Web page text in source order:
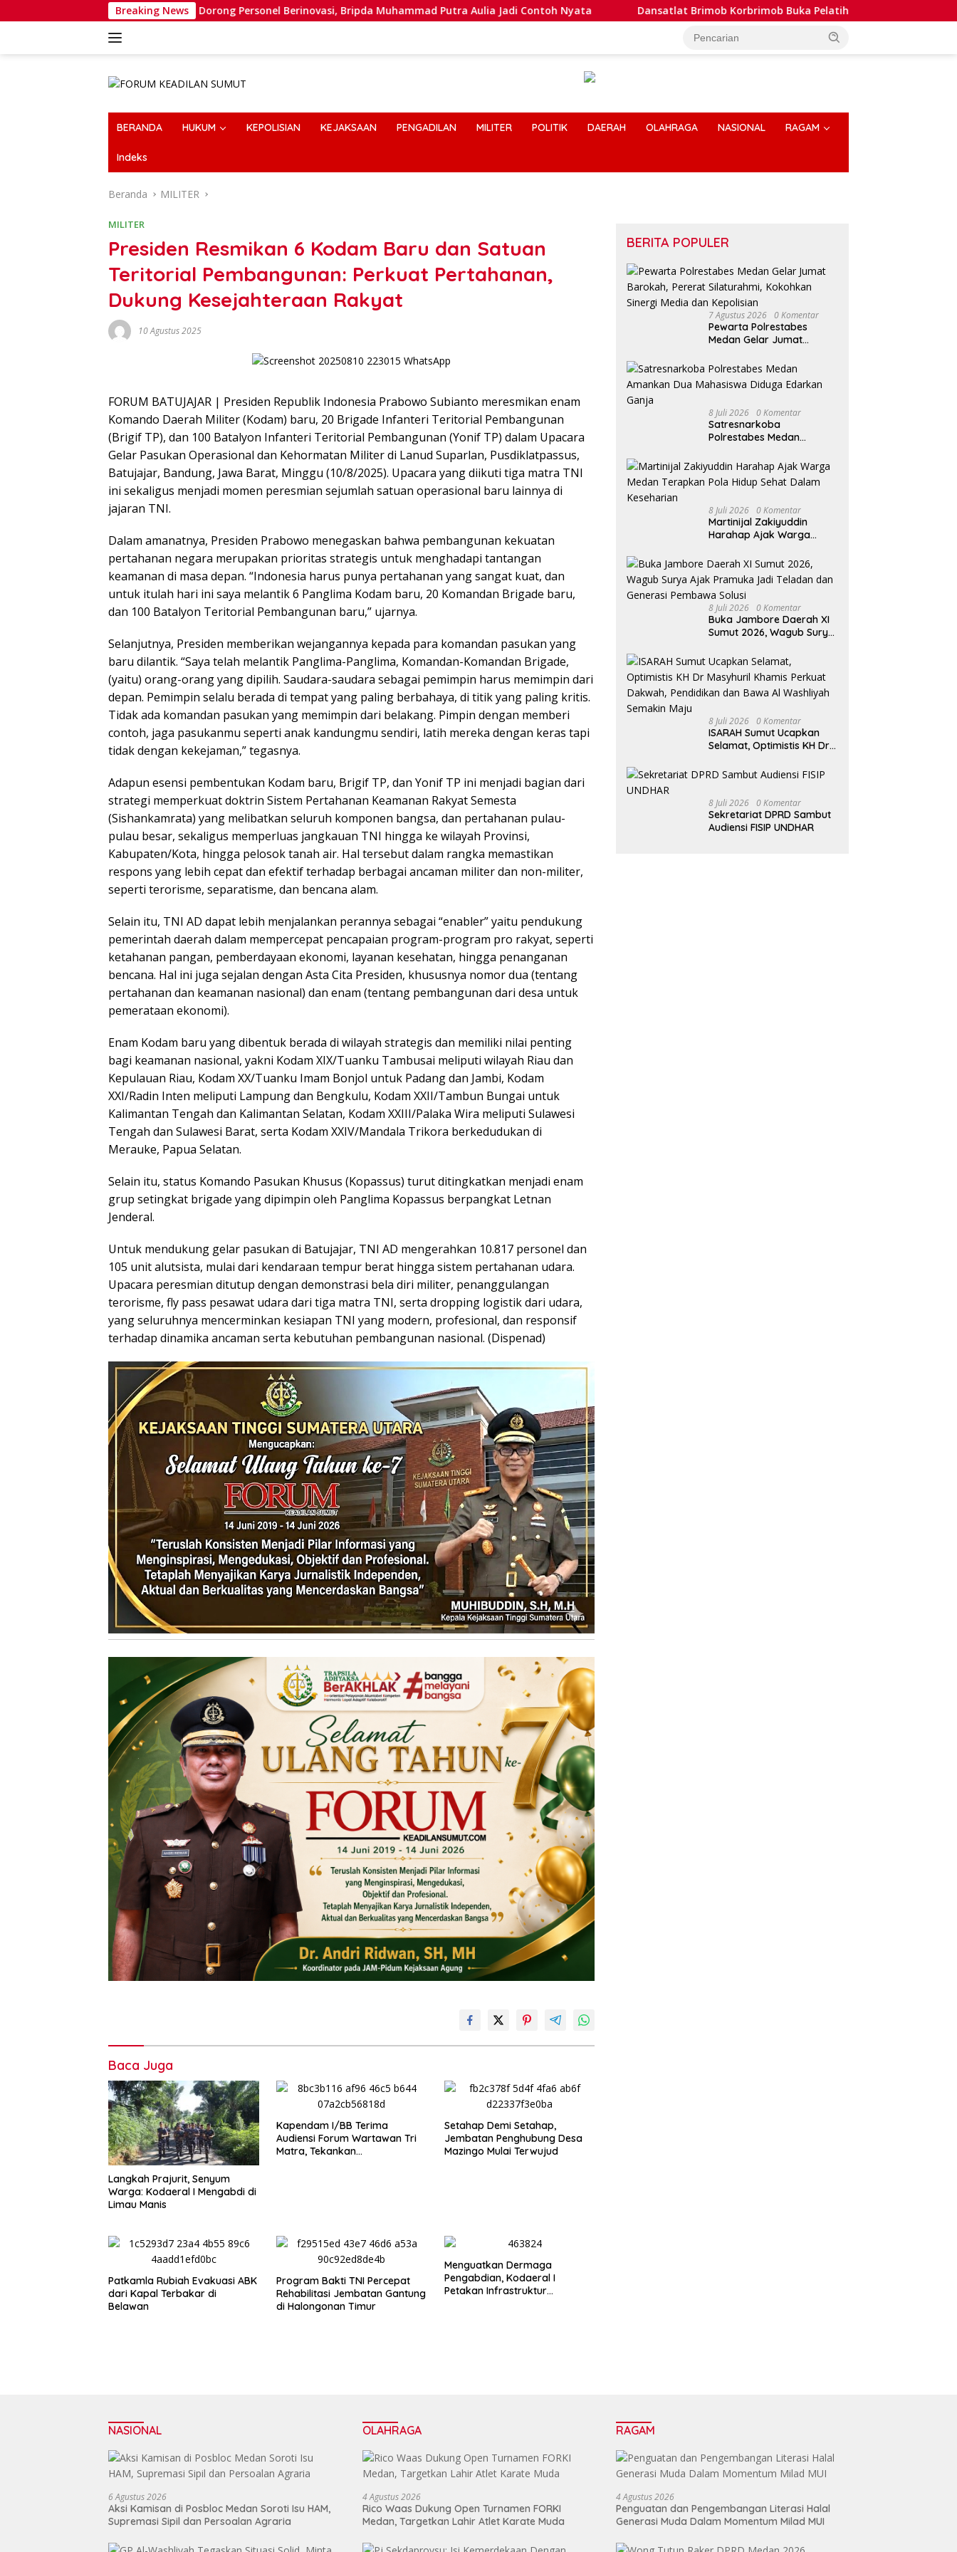
ke
Breaking News
Wakapolri Dorong Personel Berinovasi, Bripda Muhammad Putra Aulia Jadi Contoh Nyata Dansatlat Brimob Korbrimob Buka Pelatihan Wanteror Lanjutan dan Tactical
BERANDA HUKUM KEPOLISIAN KEJAKSAAN PENGADILAN MILITER POLITIK DAERAH OLAHRAGA NASIONAL RAGAM
Indeks
Beranda MILITER
MILITER
Presiden Resmikan 6 Kodam Baru dan Satuan
Teritorial Pembangunan: Perkuat Pertahanan,
Dukung Kesejahteraan Rakyat
10 Agustus 2025
FORUM BATUJAJAR | Presiden Republik Indonesia Prabowo Subianto meresmikan enam
Komando Daerah Militer (Kodam) baru, 20 Brigade Infanteri Teritorial Pembangunan
(Brigif TP), dan 100 Batalyon Infanteri Teritorial Pembangunan (Yonif TP) dalam Upacara
Gelar Pasukan Operasional dan Kehormatan Militer di Lanud Suparlan, Pusdiklatpassus,
Batujajar, Bandung, Jawa Barat, Minggu (10/8/2025). Upacara yang diikuti tiga matra TNI
ini sekaligus menjadi momen peresmian sejumlah satuan operasional baru lainnya di
jajaran TNI.
Dalam amanatnya, Presiden Prabowo menegaskan bahwa pembangunan kekuatan
pertahanan negara merupakan prioritas strategis untuk menghadapi tantangan
keamanan di masa depan. “Indonesia harus punya pertahanan yang sangat kuat, dan
untuk itulah hari ini saya melantik 6 Panglima Kodam baru, 20 Komandan Brigade baru,
dan 100 Batalyon Teritorial Pembangunan baru,” ujarnya.
Selanjutnya, Presiden memberikan wejangannya kepada para komandan pasukan yang
baru dilantik. “Saya telah melantik Panglima-Panglima, Komandan-Komandan Brigade,
(yaitu) orang-orang yang dipilih. Saudara-saudara sebagai pemimpin harus memimpin dari
depan. Pemimpin selalu berada di tempat yang paling berbahaya, di titik yang paling kritis.
Tidak ada komandan pasukan yang memimpin dari belakang. Pimpin dengan memberi
contoh, jaga pasukanmu seperti anak kandungmu sendiri, latih mereka dengan keras tapi
tidak dengan kekejaman,” tegasnya.
Adapun esensi pembentukan Kodam baru, Brigif TP, dan Yonif TP ini menjadi bagian dari
strategi memperkuat doktrin Sistem Pertahanan Keamanan Rakyat Semesta
(Sishankamrata) yang melibatkan seluruh komponen bangsa, dan pertahanan pulau-
pulau besar, sekaligus memperluas jangkauan TNI hingga ke wilayah Provinsi,
Kabupaten/Kota, hingga pelosok tanah air. Hal tersebut dalam rangka memastikan
respons yang lebih cepat dan efektif terhadap berbagai ancaman militer dan non-militer,
seperti terorisme, separatisme, dan bencana alam.
Selain itu, TNI AD dapat lebih menjalankan perannya sebagai “enabler” yaitu pendukung
pemerintah daerah dalam mempercepat pencapaian program-program pro rakyat, seperti
ketahanan pangan, pemberdayaan ekonomi, layanan kesehatan, hingga penanganan
bencana. Hal ini juga sejalan dengan Asta Cita Presiden, khususnya nomor dua (tentang
pertahanan dan keamanan nasional) dan enam (tentang pembangunan dari desa untuk
pemerataan ekonomi).
Enam Kodam baru yang dibentuk berada di wilayah strategis dan memiliki nilai penting
bagi keamanan nasional, yakni Kodam XIX/Tuanku Tambusai meliputi wilayah Riau dan
Kepulauan Riau, Kodam XX/Tuanku Imam Bonjol untuk Padang dan Jambi, Kodam
XXI/Radin Inten meliputi Lampung dan Bengkulu, Kodam XXII/Tambun Bungai untuk
Kalimantan Tengah dan Kalimantan Selatan, Kodam XXIII/Palaka Wira meliputi Sulawesi
Tengah dan Sulawesi Barat, serta Kodam XXIV/Mandala Trikora berkedudukan di
Merauke, Papua Selatan.
Selain itu, status Komando Pasukan Khusus (Kopassus) turut ditingkatkan menjadi enam
grup setingkat brigade yang dipimpin oleh Panglima Kopassus berpangkat Letnan
Jenderal.
Untuk mendukung gelar pasukan di Batujajar, TNI AD mengerahkan 10.817 personel dan
105 unit alutsista, mulai dari kendaraan tempur berat hingga sistem pertahanan udara.
Upacara peresmian ditutup dengan demonstrasi bela diri militer, penanggulangan
terorisme, fly pass pesawat udara dari tiga matra TNI, serta dropping logistik dari udara,
yang seluruhnya mencerminkan kesiapan TNI yang modern, profesional, dan responsif
terhadap dinamika ancaman serta kebutuhan pembangunan nasional. (Dispenad)
Baca Juga
‎Langkah Prajurit, Senyum
Warga: Kodaeral I Mengabdi di
Limau Manis
Kapendam I/BB Terima
Audiensi Forum Wartawan Tri
Matra, Tekankan
Setahap Demi Setahap,
Jembatan Penghubung Desa
Mazingo Mulai Terwujud
Patkamla Rubiah Evakuasi ABK
dari Kapal Terbakar di
Belawan
Program Bakti TNI Percepat
Rehabilitasi Jembatan Gantung
di Halongonan Timur
Menguatkan Dermaga
Pengabdian, Kodaeral I
Petakan Infrastruktur
BERITA POPULER
7 Agustus 2026 0 Komentar
Pewarta Polrestabes
Medan Gelar Jumat
Silaturahmi, Kokohkan
Sinergi Media dan
Kepolisian
8 Juli 2026 0 Komentar
Satresnarkoba
Polrestabes Medan
Diduga Edarkan Ganja
8 Juli 2026 0 Komentar
Martinijal Zakiyuddin
Harahap Ajak Warga
Hidup Sehat Dalam
Keseharian
8 Juli 2026 0 Komentar
Buka Jambore Daerah XI
Sumut 2026, Wagub Surya
Teladan dan Generasi
Pembawa Solusi
8 Juli 2026 0 Komentar
ISARAH Sumut Ucapkan
Selamat, Optimistis KH Dr
Dakwah, Pendidikan dan
Semakin Maju
8 Juli 2026 0 Komentar
Sekretariat DPRD Sambut
Audiensi FISIP UNDHAR
NASIONAL
6 Agustus 2026
Aksi Kamisan di Posbloc Medan Soroti Isu HAM,
Supremasi Sipil dan Persoalan Agraria
OLAHRAGA
4 Agustus 2026
Rico Waas Dukung Open Turnamen FORKI
Medan, Targetkan Lahir Atlet Karate Muda
RAGAM
4 Agustus 2026
Penguatan dan Pengembangan Literasi Halal
Generasi Muda Dalam Momentum Milad MUI